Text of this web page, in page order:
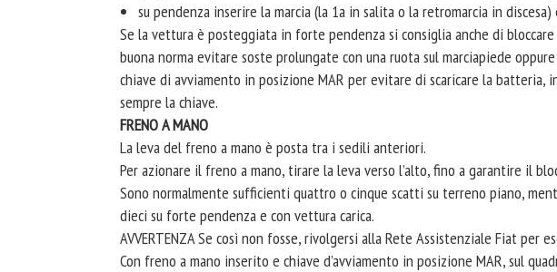
su pendenza inserire la marcia (la 1a in salita o la retromarcia in
Se la vettura è posteggiata in forte pendenza si consiglia anche di bloccare
buona norma evitare soste prolungate con una ruota sul marciapiede
chiave di avviamento in posizione MAR per evitare di scaricare la batteria,
sempre la chiave.
FRENO A MANO
La leva del freno a mano è posta tra i sedili anteriori.
Per azionare il freno a mano, tirare la leva verso l’alto, fino a garantire il
Sono normalmente sufficienti quattro o cinque scatti su terreno piano,
dieci su forte pendenza e con vettura carica.
AVVERTENZA Se così non fosse, rivolgersi alla Rete Assistenziale Fiat per
Con freno a mano inserito e chiave d’avviamento in posizione MAR, sul